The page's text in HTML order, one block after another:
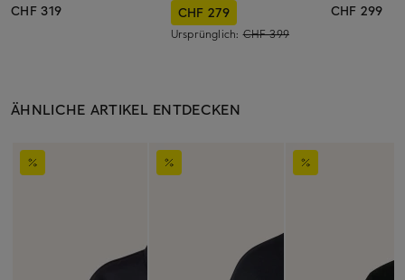
CHF 319
CHF 279
Ursprünglich:CHF 399
CHF 299
ÄHNLICHE ARTIKEL ENTDECKEN